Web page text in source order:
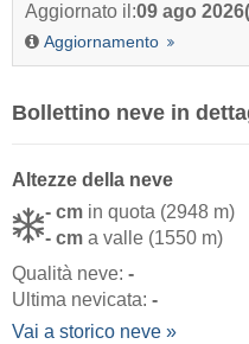
Aggiornato il:09 ago 2026
Aggiornamento
Bollettino neve in
Altezze della neve
- cm in quota (2948 m)
- cm a valle (1550 m)
Qualità neve: -
Ultima nevicata: -
Vai a storico neve »